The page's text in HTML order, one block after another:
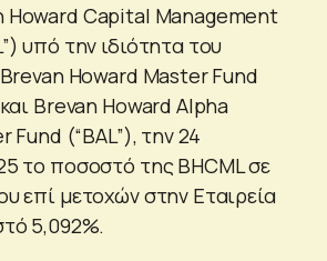
Capital Management
υπό την ιδιότητα του
Howard Master Fund
Brevan Howard Alpha
(“BAL”), την 24
το ποσοστό της BHCML σε
επί μετοχών στην Εταιρεία
5,092%.